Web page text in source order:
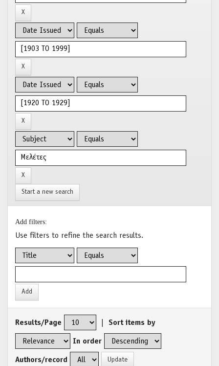
Start a new search
Add filters:
Use filters to refine the search results.
Results/Page Sort items by
In order
Authors/record